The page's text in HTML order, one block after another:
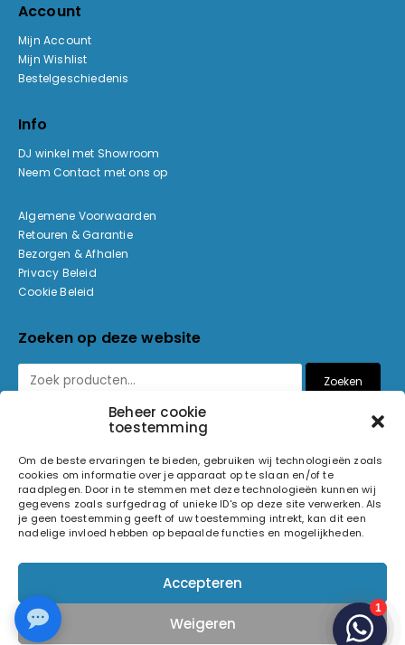
Beheer cookie
toestemming
Om de beste ervaringen te bieden, gebruiken wij technologieën zoals
cookies om informatie over je apparaat op te slaan en/of te
raadplegen. Door in te stemmen met deze technologieën kunnen wij
gegevens zoals surfgedrag of unieke ID's op deze site verwerken. Als
je geen toestemming geeft of uw toestemming intrekt, kan dit een
nadelige invloed hebben op bepaalde functies en mogelijkheden.
Accepteren
Weigeren
Account
Mijn Account
Mijn Wishlist
Bestelgeschiedenis
Info
DJ winkel met Showroom
Neem Contact met ons op
Algemene Voorwaarden
Retouren & Garantie
Bezorgen & Afhalen
Privacy Beleid
Cookie Beleid
Zoeken op deze website
Zoeken
© 2026 Light and Sound Factory. Alle rechten voorbehouden.
Volg ons op